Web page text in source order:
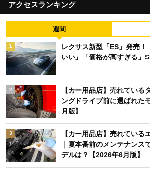
アクセスランキング
週間
1
レクサス新型「ES」発売！
いい」「価格が高すぎる」
2
【カー用品店】売れている
ングドライブ前に選ばれた
月版】
3
【カー用品店】売れている
｜夏本番前のメンテナンス
デルは？【2026年6月版】